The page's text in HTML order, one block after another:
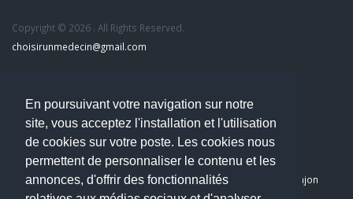
En poursuivant votre navigation sur notre
site, vous acceptez l'installation et l'utilisation
de cookies sur votre poste. Les cookies nous
permettent de personnaliser le contenu et les
annonces, d'offrir des fonctionnalités
Copyright © 2026 . All Rights Reserved.
choisirunmedecin@gmail.com
Accueil
Blog
Mon compte
Dernier avis : PASCAL DELCAMPE, Chirurgien maxillo-faciale à Arpajon